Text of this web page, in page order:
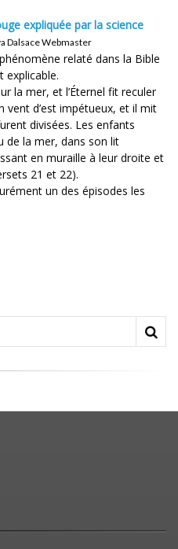
expliquée par la science
Dalsace Webmaster
relaté dans la Bible
explicable.
la mer, et l’Éternel fit reculer
vent d’est impétueux, et il mit
divisées. Les enfants
de la mer, dans son lit
en muraille à leur droite et
21 et 22).
un des épisodes les